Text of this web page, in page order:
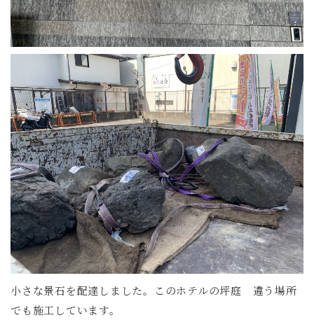
小さな景石を配達しました。このホテルの坪庭 違う場所
でも施工しています。